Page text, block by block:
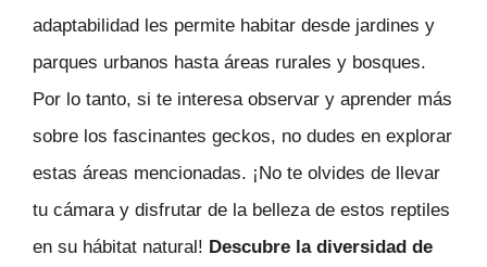
adaptabilidad les permite habitar desde jardines y
parques urbanos hasta áreas rurales y bosques.
Por lo tanto, si te interesa observar y aprender más
sobre los fascinantes geckos, no dudes en explorar
estas áreas mencionadas. ¡No te olvides de llevar
tu cámara y disfrutar de la belleza de estos reptiles
en su hábitat natural! Descubre la diversidad de